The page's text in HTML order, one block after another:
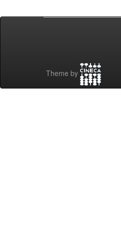
Theme by